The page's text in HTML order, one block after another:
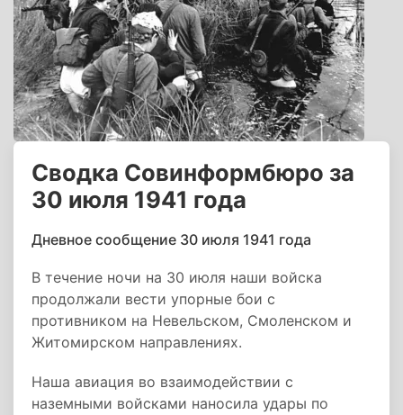
Сводка Совинформбюро за
30 июля 1941 года
Дневное сообщение 30 июля 1941 года
В течение ночи на 30 июля наши войска
продолжали вести упорные бои с
противником на Невельском, Смоленском и
Житомирском направлениях.
Наша авиация во взаимодействии с
наземными войсками наносила удары по